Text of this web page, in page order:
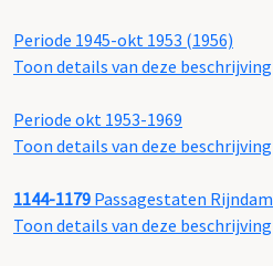
Periode 1945-okt 1953 (1956)
Toon details van deze beschrijving
Periode okt 1953-1969
Toon details van deze beschrijving
1144-1179 Passagestaten Rijndam
Toon details van deze beschrijving